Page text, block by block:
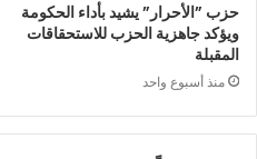
حزب ”الأحرار” يشيد بأداء الحكومة
ويؤكد جاهزية الحزب للاستحقاقات
المقبلة
منذ أسبوع واحد